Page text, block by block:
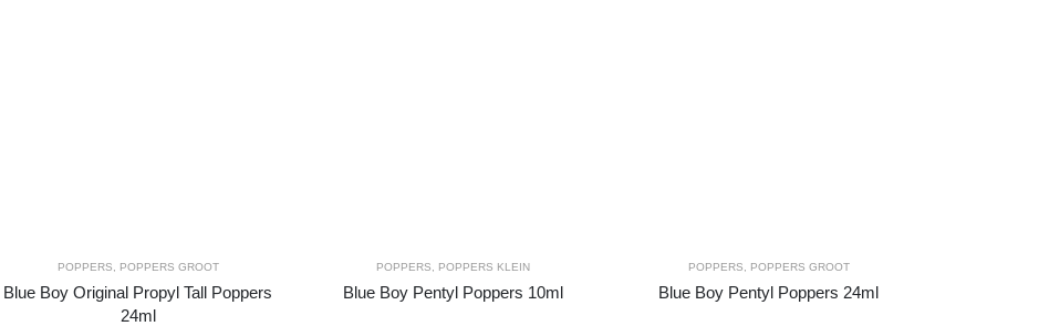
POPPERS POPPERS GROOT
Blue Boy Original Propyl Tall Poppers
24ml
POPPERS POPPERS KLEIN
Blue Boy Pentyl Poppers 10ml
POPPERS POPPERS GROOT
Blue Boy Pentyl Poppers 24ml